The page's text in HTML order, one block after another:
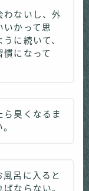
わないし、外
いかって思
に続いて、
慣になって
ら臭くなるま
風呂に入ると
ならない。